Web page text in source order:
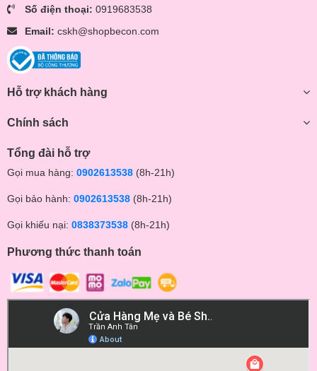
Số điện thoại: 0919683538
Email: cskh@shopbecon.com
Hỗ trợ khách hàng
Chính sách
Tổng đài hỗ trợ
Gọi mua hàng: 0902613538 (8h-21h)
Gọi bảo hành: 0902613538 (8h-21h)
Gọi khiếu nại: 0838373538 (8h-21h)
Phương thức thanh toán